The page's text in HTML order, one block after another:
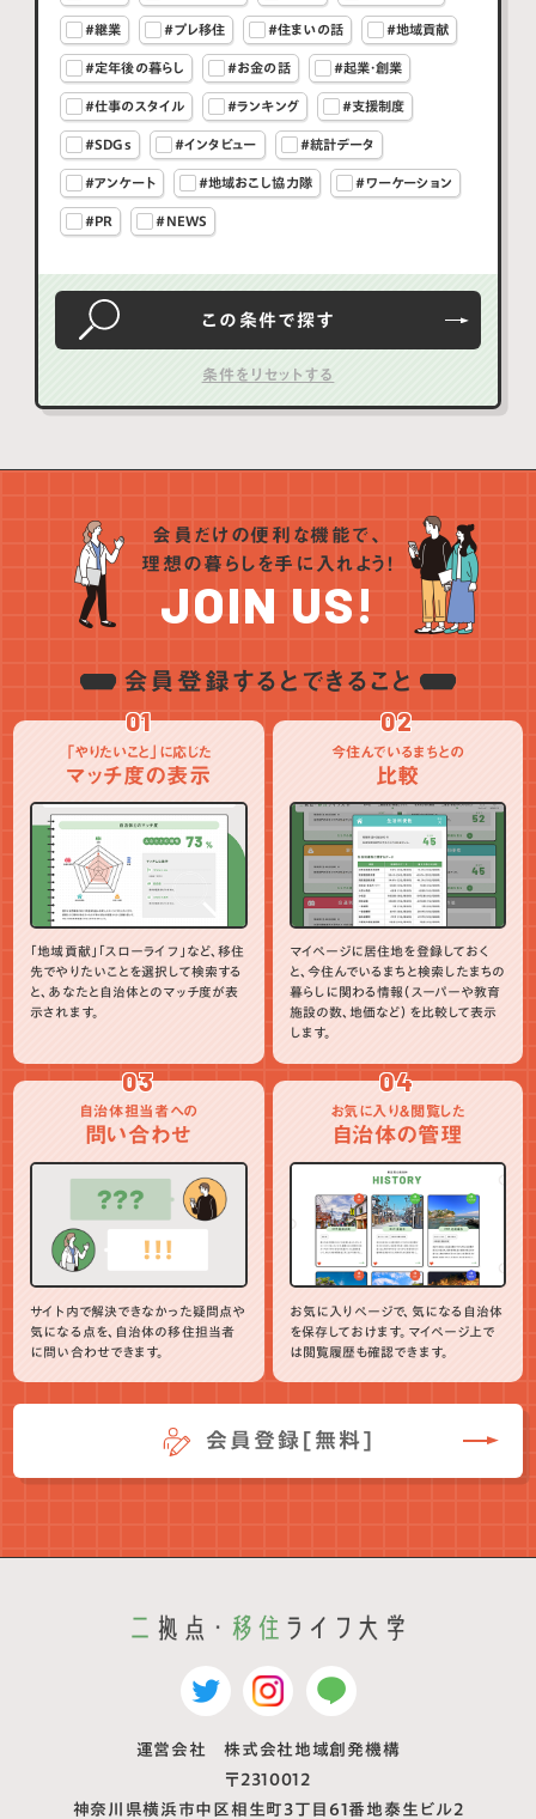
#継業 #プレ移住 #住まいの話 #地域貢献
#定年後の暮らし #お金の話 #起業・創業
#仕事のスタイル #ランキング #支援制度
#SDGs #インタビュー #統計データ
#アンケート #地域おこし協力隊 #ワーケーション
#PR #NEWS
この条件で探す
会員だけの便利な機能で、
理想の暮らしを手に入れよう！
JOIN US!
会員登録するとできること
01
「やりたいこと」に応じた
マッチ度の表示
「地域貢献」「スローライフ」など、移住
先でやりたいことを選択して検索する
と、あなたと自治体とのマッチ度が表
示されます。
02
今住んでいるまちとの
比較
マイページに居住地を登録しておく
と、今住んでいるまちと検索したまちの
暮らしに関わる情報（スーパーや教育
施設の数、地価など）を比較して表示
します。
03
自治体担当者への
問い合わせ
サイト内で解決できなかった疑問点や
気になる点を、自治体の移住担当者
に問い合わせできます。
04
お気に入り＆閲覧した
自治体の管理
お気に入りページで、気になる自治体
を保存しておけます。マイページ上で
は閲覧履歴も確認できます。
会員登録[無料]
運営会社 株式会社地域創発機構
〒2310012
神奈川県横浜市中区相生町3丁目61番地泰生ビル2